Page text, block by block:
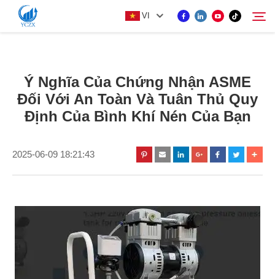
VI
SẢN PHẨM
VỀ CHÚNG TÔI
TIN TỨC
Tìm kiếm
Ý Nghĩa Của Chứng Nhận ASME
Đối Với An Toàn Và Tuân Thủ Quy
Định Của Bình Khí Nén Của Bạn
2025-06-09 18:21:43